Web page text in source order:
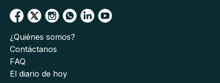
¿Quiénes somos?
Contáctanos
FAQ
El diario de hoy